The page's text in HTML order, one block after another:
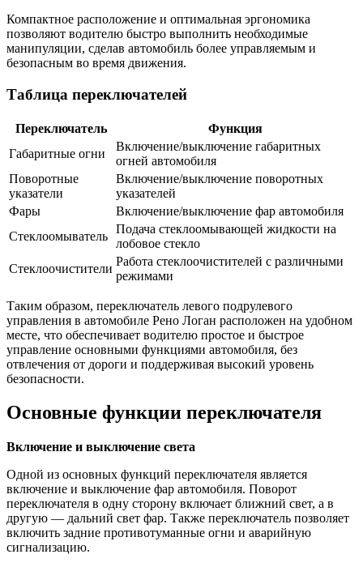
Компактное расположение и оптимальная эргономика
позволяют водителю быстро выполнить необходимые
манипуляции, сделав автомобиль более управляемым и
безопасным во время движения.
Таблица переключателей
Переключатель
Функция
Габаритные огни
Включение/выключение габаритных
огней автомобиля
Поворотные
указатели
Включение/выключение поворотных
указателей
Фары
Включение/выключение фар автомобиля
Стеклоомыватель
Подача стеклоомывающей жидкости на
лобовое стекло
Стеклоочистители
Работа стеклоочистителей с различными
режимами
Таким образом, переключатель левого подрулевого
управления в автомобиле Рено Логан расположен на удобном
месте, что обеспечивает водителю простое и быстрое
управление основными функциями автомобиля, без
отвлечения от дороги и поддерживая высокий уровень
безопасности.
Основные функции переключателя
Включение и выключение света
Одной из основных функций переключателя является
включение и выключение фар автомобиля. Поворот
переключателя в одну сторону включает ближний свет, а в
другую — дальний свет фар. Также переключатель позволяет
включить задние противотуманные огни и аварийную
сигнализацию.